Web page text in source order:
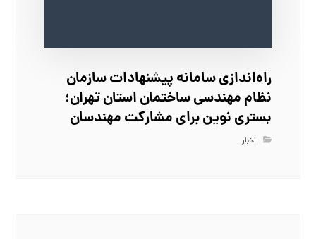
راه‌اندازی سامانه پیشنهادات سازمان
نظام مهندسی ساختمان استان تهران؛
بستری نوین برای مشارکت مهندسان
اخبار